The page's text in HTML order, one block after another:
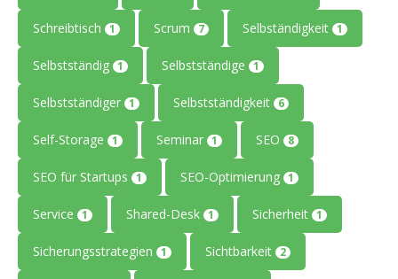
Schreibtisch 1 Scrum 7 Selbständigkeit 1
Selbstständig 1 Selbstständige 1
Selbstständiger 1 Selbstständigkeit 6
Self-Storage 1 Seminar 1 SEO 8
SEO für Startups 1 SEO-Optimierung 1
Service 1 Shared-Desk 1 Sicherheit 1
Sicherungsstrategien 1 Sichtbarkeit 2